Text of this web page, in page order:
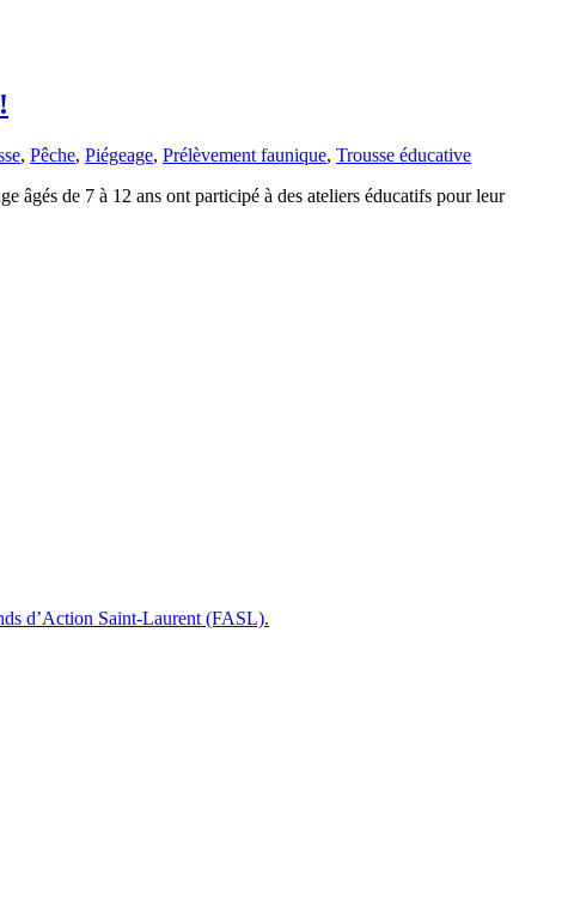
, Pêche, Piégeage, Prélèvement faunique, Trousse éducative
âgés de 7 à 12 ans ont participé à des ateliers éducatifs pour leur
d’Action Saint-Laurent (FASL).